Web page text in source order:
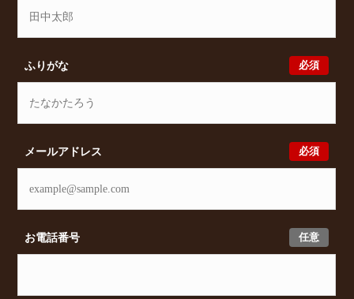
必須
ふりがな
必須
メールアドレス
任意
お電話番号